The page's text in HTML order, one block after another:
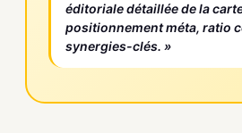
éditoriale détaillée de la
positionnement méta, ratio
synergies-clés. »